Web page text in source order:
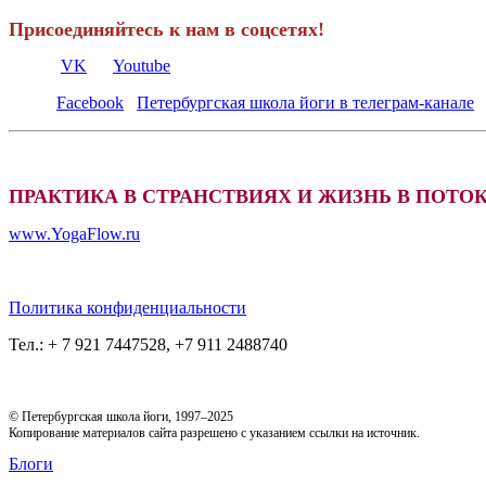
Присоединяйтесь к нам в соцсетях!
VK
Youtube
Facebook
Петербургская школа йоги в телеграм-канале
ПРАКТИКА В СТРАНСТВИЯХ И ЖИЗНЬ В
www.YogaFlow.ru
Политика конфиденциальности
Тел.: + 7 921 7447528, +7 911 2488740
© Петербургская школа йоги, 1997–2025
Копирование материалов сайта разрешено с указанием ссылки на источник.
Блоги